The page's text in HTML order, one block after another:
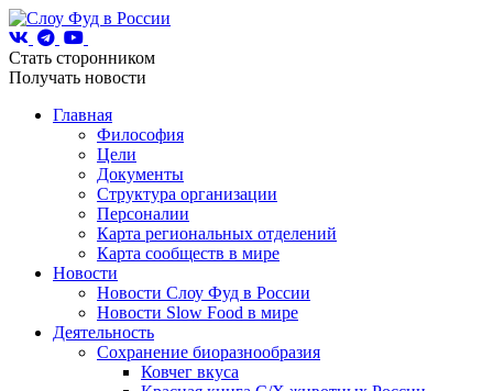
Стать сторонником
Получать новости
Главная
Философия
Цели
Документы
Структура организации
Персоналии
Карта региональных отделений
Карта сообществ в мире
Новости
Новости Слоу Фуд в России
Новости Slow Food в мире
Деятельность
Сохранение биоразнообразия
Ковчег вкуса